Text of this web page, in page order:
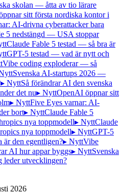
skolan — åtta av tio lärare
sitt första nordiska kontor i
AI-drivna cyberattacker bara
5 nedstängd — USA stoppar
Claude Fable 5 testad — så bra är
GPT-5 testad — vad är nytt och
Vibe coding exploderar — så
Svenska AI-startups 2026 —
▸ NyttSå förändrar AI den svenska
det nu▸ NyttOpenAI öppnar sitt
▸ NyttFive Eyes varnar: AI-
bort▸ NyttClaude Fable 5
nya toppmodell▸ NyttClaude
nya toppmodell▸ NyttGPT-5
den egentligen?▸ NyttVibe
AI hur appar byggs▸ NyttSvenska
utvecklingen?
2026